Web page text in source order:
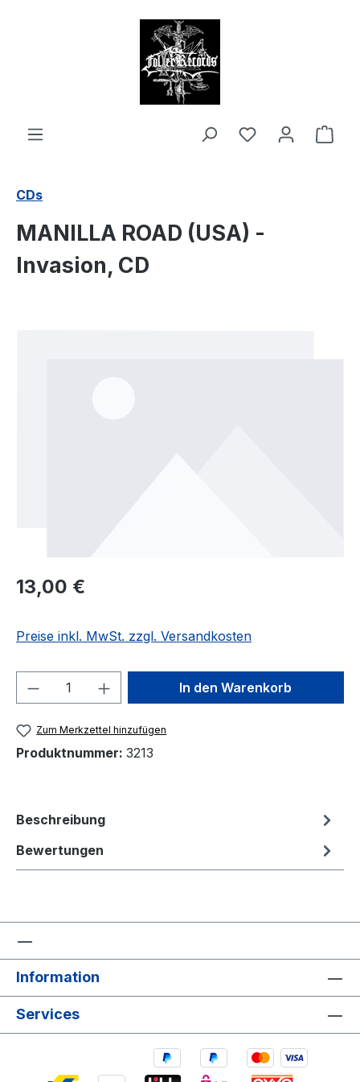
CDs
MANILLA ROAD (USA) -
Invasion, CD
Regulärer Preis:
13,00 €
Preise inkl. MwSt. zzgl. Versandkosten
Produkt Anzahl: Gib denIn den Warenkorb
Zum Merkzettel hinzufügen
Produktnummer: 3213
Beschreibung
Bewertungen
Information
Services